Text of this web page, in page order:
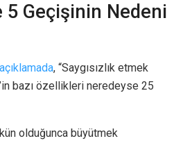
5 Geçişinin Nedeni
, “Saygısızlık etmek
bazı özellikleri neredeyse 25
olduğunca büyütmek